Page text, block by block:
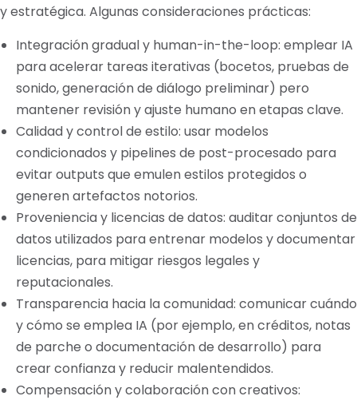
y estratégica. Algunas consideraciones prácticas:
Integración gradual y human-in-the-loop: emplear IA
para acelerar tareas iterativas (bocetos, pruebas de
sonido, generación de diálogo preliminar) pero
mantener revisión y ajuste humano en etapas clave.
Calidad y control de estilo: usar modelos
condicionados y pipelines de post-procesado para
evitar outputs que emulen estilos protegidos o
generen artefactos notorios.
Proveniencia y licencias de datos: auditar conjuntos de
datos utilizados para entrenar modelos y documentar
licencias, para mitigar riesgos legales y
reputacionales.
Transparencia hacia la comunidad: comunicar cuándo
y cómo se emplea IA (por ejemplo, en créditos, notas
de parche o documentación de desarrollo) para
crear confianza y reducir malentendidos.
Compensación y colaboración con creativos: